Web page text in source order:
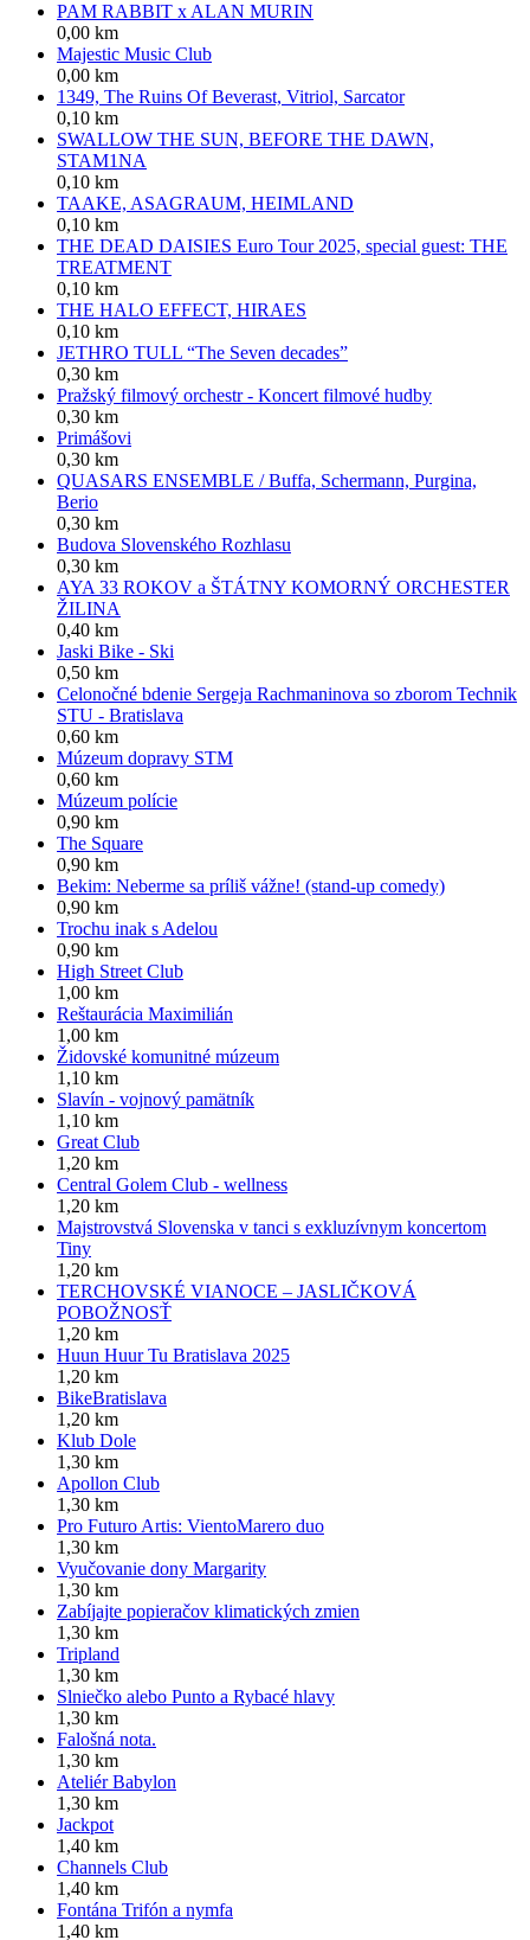
PAM RABBIT x ALAN MURIN
0,00 km
Majestic Music Club
0,00 km
1349, The Ruins Of Beverast, Vitriol, Sarcator
0,10 km
SWALLOW THE SUN, BEFORE THE DAWN,
STAM1NA
0,10 km
TAAKE, ASAGRAUM, HEIMLAND
0,10 km
THE DEAD DAISIES Euro Tour 2025, special guest: THE
TREATMENT
0,10 km
THE HALO EFFECT, HIRAES
0,10 km
JETHRO TULL “The Seven decades”
0,30 km
Pražský filmový orchestr - Koncert filmové hudby
0,30 km
Primášovi
0,30 km
QUASARS ENSEMBLE / Buffa, Schermann, Purgina,
Berio
0,30 km
Budova Slovenského Rozhlasu
0,30 km
AYA 33 ROKOV a ŠTÁTNY KOMORNÝ ORCHESTER
ŽILINA
0,40 km
Jaski Bike - Ski
0,50 km
Celonočné bdenie Sergeja Rachmaninova so zborom Technik
STU - Bratislava
0,60 km
Múzeum dopravy STM
0,60 km
Múzeum polície
0,90 km
The Square
0,90 km
Bekim: Neberme sa príliš vážne! (stand-up comedy)
0,90 km
Trochu inak s Adelou
0,90 km
High Street Club
1,00 km
Reštaurácia Maximilián
1,00 km
Židovské komunitné múzeum
1,10 km
Slavín - vojnový pamätník
1,10 km
Great Club
1,20 km
Central Golem Club - wellness
1,20 km
Majstrovstvá Slovenska v tanci s exkluzívnym koncertom
Tiny
1,20 km
TERCHOVSKÉ VIANOCE – JASLIČKOVÁ
POBOŽNOSŤ
1,20 km
Huun Huur Tu Bratislava 2025
1,20 km
BikeBratislava
1,20 km
Klub Dole
1,30 km
Apollon Club
1,30 km
Pro Futuro Artis: VientoMarero duo
1,30 km
Vyučovanie dony Margarity
1,30 km
Zabíjajte popieračov klimatických zmien
1,30 km
Tripland
1,30 km
Slniečko alebo Punto a Rybacé hlavy
1,30 km
Falošná nota.
1,30 km
Ateliér Babylon
1,30 km
Jackpot
1,40 km
Channels Club
1,40 km
Fontána Trifón a nymfa
1,40 km